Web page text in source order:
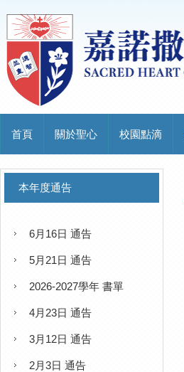
首頁 關於聖心 校園點滴
本年度通告
6月16日 通告
5月21日 通告
2026-2027學年 書單
4月23日 通告
3月12日 通告
2月3日 通告